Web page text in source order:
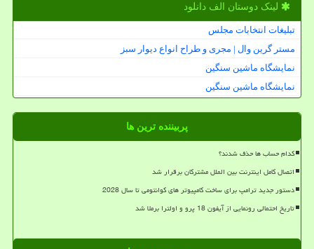
لینک دوستان الف دانلود
تبلیغات انتخابات مجلس
مستر گرین وال | مجری و طراح انواع دیوار سبز
نمایشگاه ماشین سنگین
نمایشگاه ماشین سنگین
پربیننده ترین ها
کدام حساب ها حذف شدند؟
اتصال کامل اینترنت بین الملل مشترکان برقرار شد
دستور جدید ترامپ برای ساخت کامپیوتر های کوانتومی تا سال 2028
تاریخ احتمالی رونمایی از آیفون 18 پرو و اولترا برملا شد